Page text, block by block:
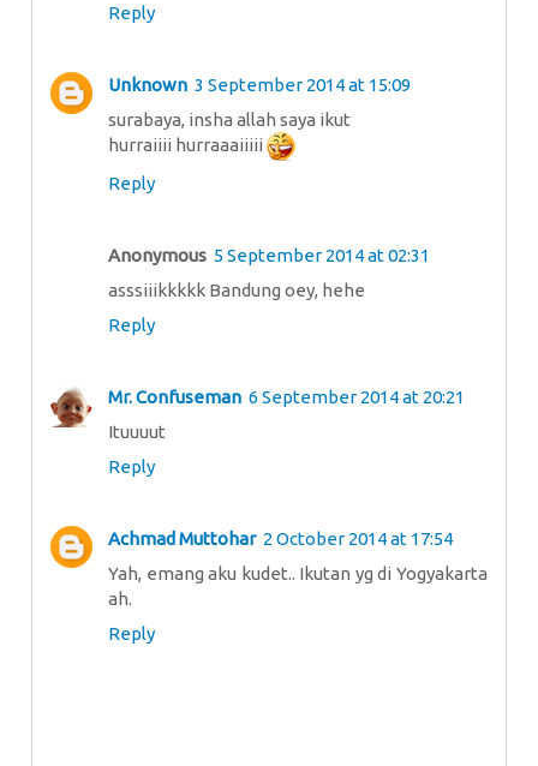
Reply
Unknown 3 September 2014 at 15:09
surabaya, insha allah saya ikut
hurraiiii hurraaaiiiii
Reply
Anonymous 5 September 2014 at 02:31
asssiiikkkkk Bandung oey, hehe
Reply
Mr. Confuseman 6 September 2014 at 20:21
Ituuuut
Reply
Achmad Muttohar 2 October 2014 at 17:54
Yah, emang aku kudet.. Ikutan yg di Yogyakarta
ah.
Reply